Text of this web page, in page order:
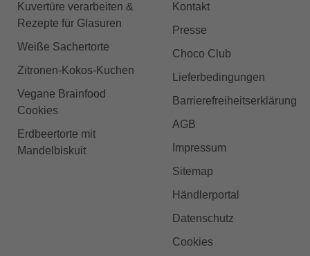
Kuvertüre verarbeiten &
Rezepte für Glasuren
Weiße Sachertorte
Zitronen-Kokos-Kuchen
Vegane Brainfood
Cookies
Erdbeertorte mit
Mandelbiskuit
Kontakt
Presse
Choco Club
Lieferbedingungen
Barrierefreiheitserklärung
AGB
Impressum
Sitemap
Händlerportal
Datenschutz
Cookies